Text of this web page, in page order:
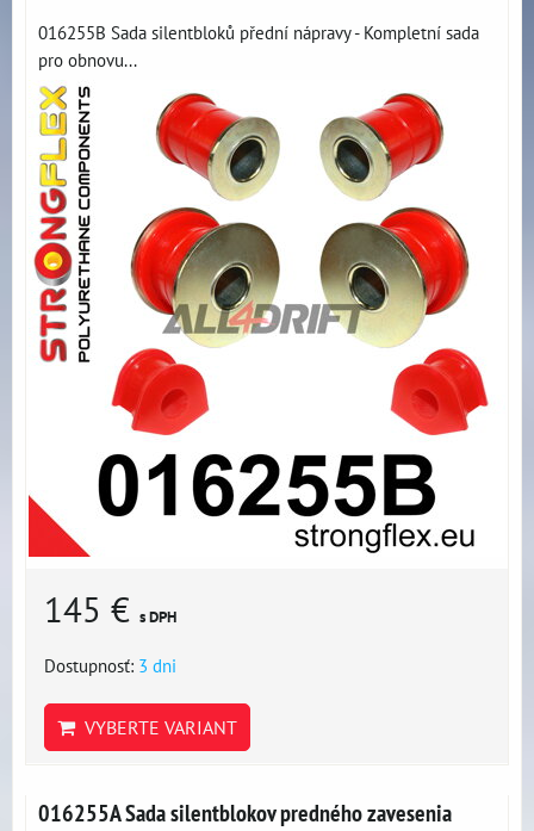
016255B Sada silentbloků přední nápravy - Kompletní sada
pro obnovu...
145 € s DPH
Dostupnosť: 3 dni
VYBERTE VARIANT
016255A Sada silentblokov predného zavesenia